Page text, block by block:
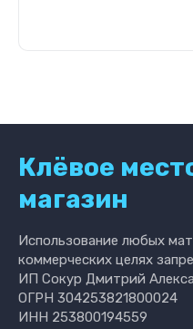
Клёвое
магазин
Использование любых
коммерческих целях
ИП Сокур Дмитрий
ОГРН 304253821800024
ИНН 253800194559